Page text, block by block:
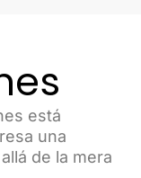
está
una
de la mera